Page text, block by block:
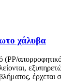
χάλυβα
έρχεται